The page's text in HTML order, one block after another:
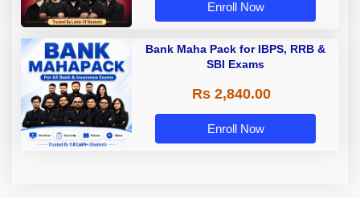
Enroll Now
Bank Maha Pack for IBPS, RRB &
SBI Exams
Rs 2,840.00
Enroll Now